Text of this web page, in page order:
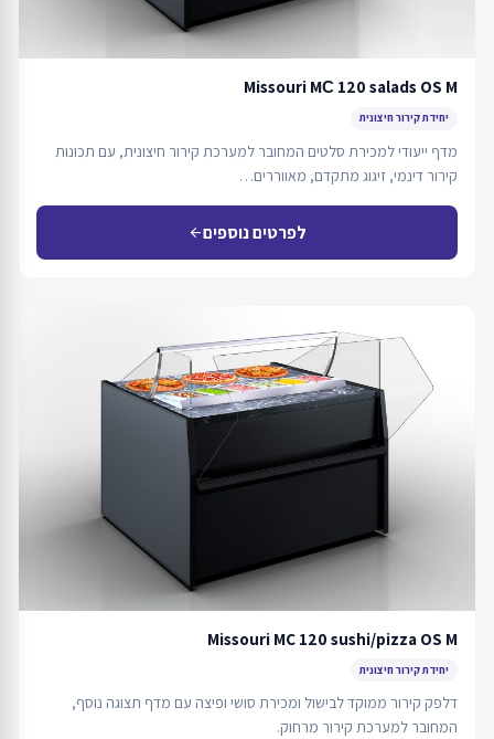
Missouri MС 120 salads OS M
יחידת קירור חיצונית
מדף ייעודי למכירת סלטים המחובר למערכת קירור חיצונית, עם תכונות
קירור דינמי, זיגוג מתקדם, מאווררים…
לפרטים נוספיםarrow_back
Missouri MC 120 sushi/pizza OS M
יחידת קירור חיצונית
דלפק קירור ממוקד לבישול ומכירת סושי ופיצה עם מדף תצוגה נוסף,
המחובר למערכת קירור מרחוק.